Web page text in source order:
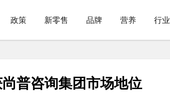
政策 新零售 品牌 营养 行业
普咨询集团市场地位